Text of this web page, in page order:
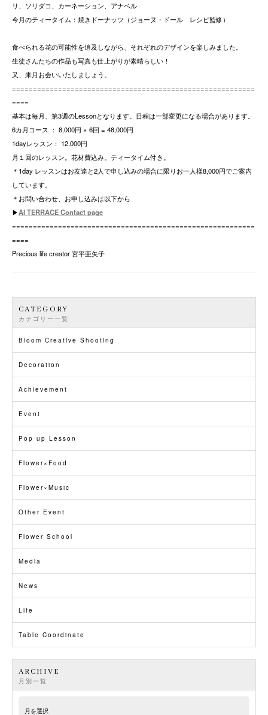
リ、ソリダコ、カーネーション、アナベル
今月のティータイム：焼きドーナッツ（ジョーヌ・ドール レシピ監修）
食べられる花の可能性を追及しながら、それぞれのデザインを楽しみました。
生徒さんたちの作品も写真も仕上がりが素晴らしい！
又、来月お会いいたしましょう。
==========================================================
====
基本は毎月、第3週のLessonとなります。日程は一部変更になる場合があります。
6カ月コース ： 8,000円 × 6回 = 48,000円
1dayレッスン： 12,000円
月１回のレッスン。花材費込み。ティータイム付き。
＊1day レッスンはお友達と2人で申し込みの場合に限りお一人様8,000円でご案内
しています。
＊お問い合わせ、お申し込みは以下から
▶︎AI TERRACE Contact page
==========================================================
====
Precious life creator 宮平亜矢子
CATEGORY
カテゴリー一覧
Bloom Creative Shooting
Decoration
Achievement
Event
Pop up Lesson
Flower×Food
Flower×Music
Other Event
Flower School
Media
News
Life
Table Coordinate
ARCHIVE
月別一覧